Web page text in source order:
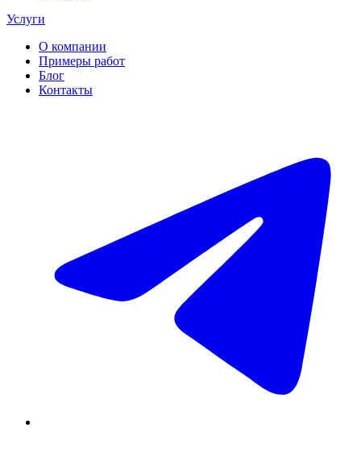
Услуги
О компании
Примеры работ
Блог
Контакты